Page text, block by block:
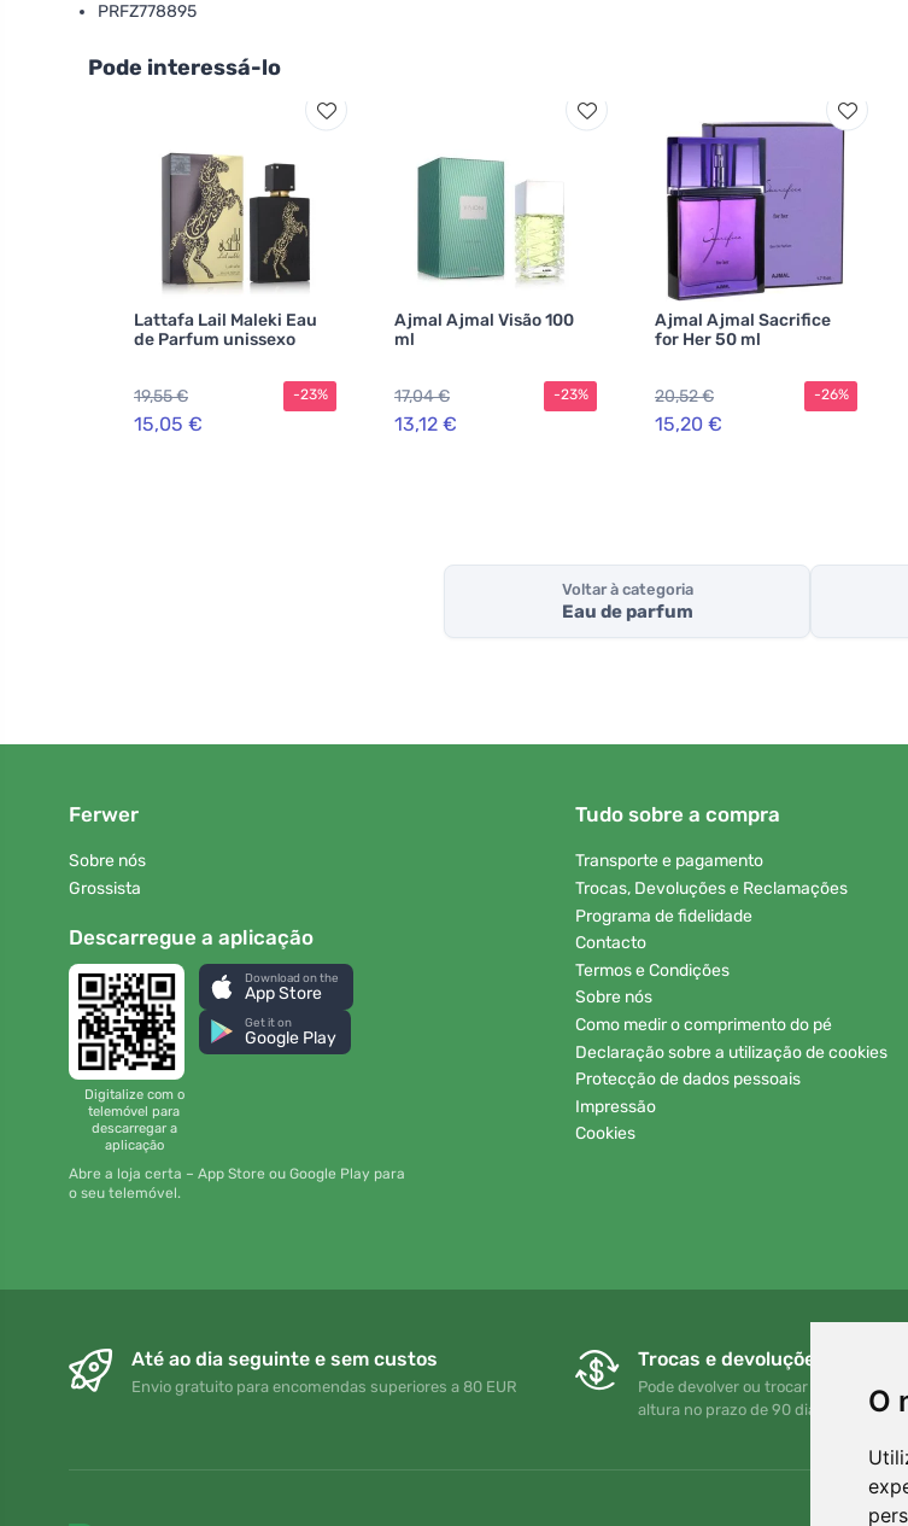
O
PRFZ778895
Pode interessá-lo
Lattafa Lail Maleki Eau
de Parfum unissexo
19,55 €
15,05 €
-23%
Ajmal Ajmal Visão 100
ml
17,04 €
13,12 €
-23%
Ajmal Ajmal Sacrifice
for Her 50 ml
20,52 €
15,20 €
-26%
Voltar à categoria
Eau de parfum
Ferwer
Sobre nós
Grossista
Descarregue a aplicação
Digitalize com o
telemóvel para
descarregar a
aplicação
Download on the
App Store
Get it on
Google Play
Abre a loja certa – App Store ou Google Play para
o seu telemóvel.
Tudo sobre a compra
Transporte e pagamento
Trocas, Devoluções e Reclamações
Programa de fidelidade
Contacto
Termos e Condições
Sobre nós
Como medir o comprimento do pé
Declaração sobre a utilização de cookies
Protecção de dados pessoais
Impressão
Cookies
Até ao dia seguinte e sem custos
Envio gratuito para encomendas superiores a 80 EUR
Trocas e devoluções gratuitas
Pode devolver ou trocar a sua
altura no prazo de 90 dias